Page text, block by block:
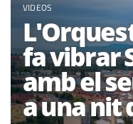
VIDEOS
fa vibrar
amb el
a una nit